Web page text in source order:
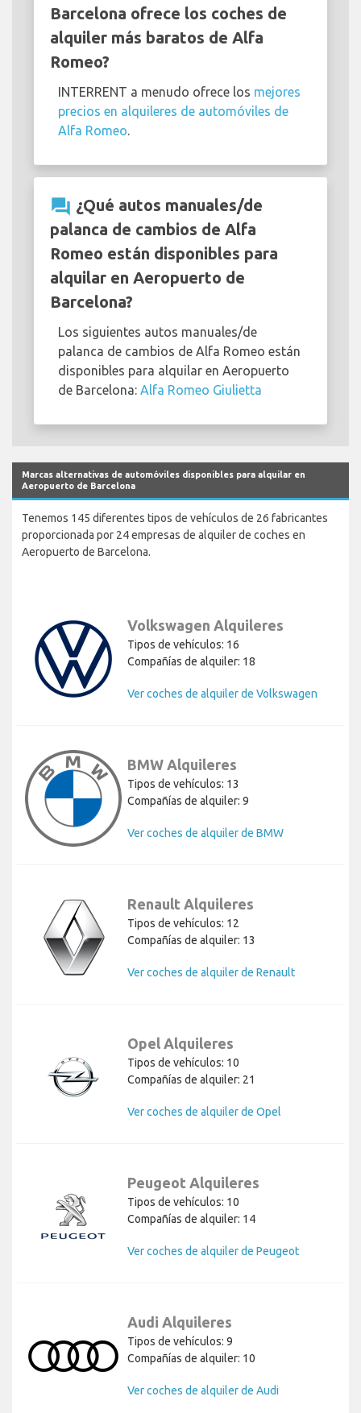
Barcelona ofrece los coches de
alquiler más baratos de Alfa
Romeo?
INTERRENT a menudo ofrece los mejores
precios en alquileres de automóviles de
Alfa Romeo.
question_answer ¿Qué autos manuales/de
palanca de cambios de Alfa
Romeo están disponibles para
alquilar en Aeropuerto de
Barcelona?
Los siguientes autos manuales/de
palanca de cambios de Alfa Romeo están
disponibles para alquilar en Aeropuerto
de Barcelona: Alfa Romeo Giulietta
Marcas alternativas de automóviles disponibles para alquilar en
Aeropuerto de Barcelona
Tenemos 145 diferentes tipos de vehículos de 26 fabricantes
proporcionada por 24 empresas de alquiler de coches en
Aeropuerto de Barcelona.
Volkswagen Alquileres
Tipos de vehículos: 16
Compañías de alquiler: 18
Ver coches de alquiler de Volkswagen
BMW Alquileres
Tipos de vehículos: 13
Compañías de alquiler: 9
Ver coches de alquiler de BMW
Renault Alquileres
Tipos de vehículos: 12
Compañías de alquiler: 13
Ver coches de alquiler de Renault
Opel Alquileres
Tipos de vehículos: 10
Compañías de alquiler: 21
Ver coches de alquiler de Opel
Peugeot Alquileres
Tipos de vehículos: 10
Compañías de alquiler: 14
Ver coches de alquiler de Peugeot
Audi Alquileres
Tipos de vehículos: 9
Compañías de alquiler: 10
Ver coches de alquiler de Audi